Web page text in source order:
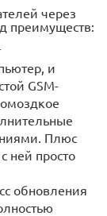
через
преимуществ:
и
GSM-
Плюс
ней просто
обновления